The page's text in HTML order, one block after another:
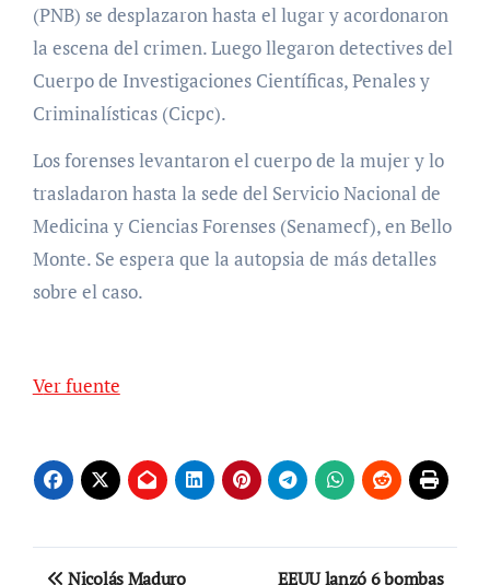
(PNB) se desplazaron hasta el lugar y acordonaron
la escena del crimen. Luego llegaron detectives del
Cuerpo de Investigaciones Científicas, Penales y
Criminalísticas (Cicpc).
Los forenses levantaron el cuerpo de la mujer y lo
trasladaron hasta la sede del Servicio Nacional de
Medicina y Ciencias Forenses (Senamecf), en Bello
Monte. Se espera que la autopsia de más detalles
sobre el caso.
Ver fuente
Navegación
Nicolás Maduro EEUU lanzó 6 bombas